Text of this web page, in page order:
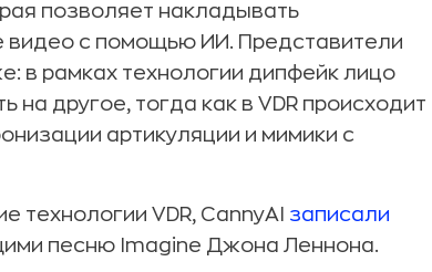
позволяет накладывать
с помощью ИИ. Представители
в рамках технологии дипфейк лицо
другое, тогда как в VDR происходит
артикуляции и мимики с
технологии VDR, CannyAI записали
песню Imagine Джона Леннона.